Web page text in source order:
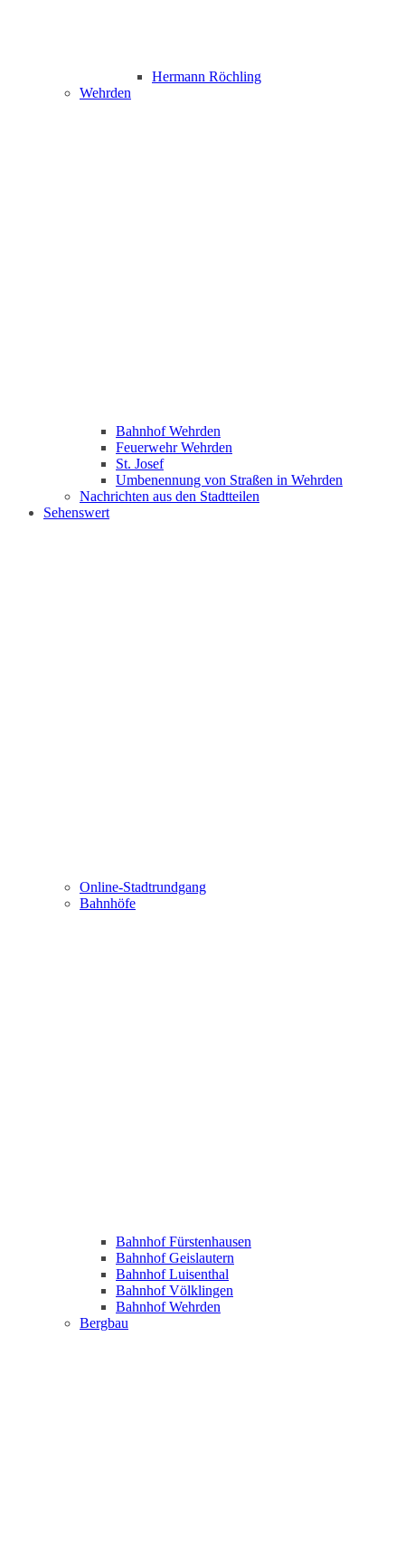
Hermann Röchling
Wehrden
Bahnhof Wehrden
Feuerwehr Wehrden
St. Josef
Umbenennung von Straßen in Wehrden
Nachrichten aus den Stadtteilen
Sehenswert
Online-Stadtrundgang
Bahnhöfe
Bahnhof Fürstenhausen
Bahnhof Geislautern
Bahnhof Luisenthal
Bahnhof Völklingen
Bahnhof Wehrden
Bergbau